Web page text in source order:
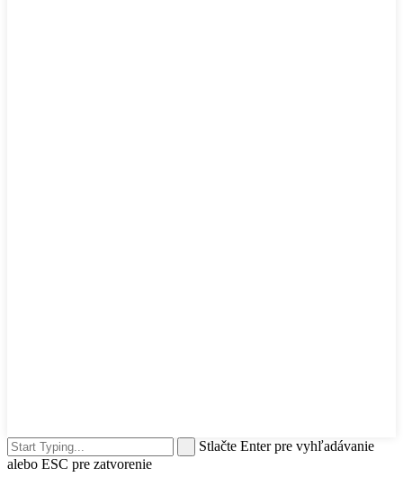
Stlačte Enter pre vyhľadávanie
alebo ESC pre zatvorenie